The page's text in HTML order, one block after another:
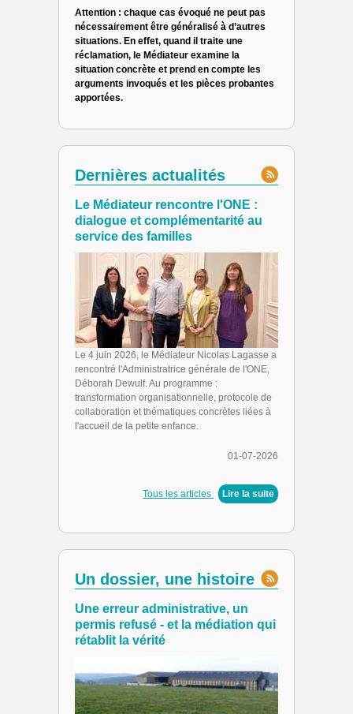
Attention : chaque cas évoqué ne peut pas
nécessairement être généralisé à d’autres
situations. En effet, quand il traite une
réclamation, le Médiateur examine la
situation concrète et prend en compte les
arguments invoqués et les pièces probantes
apportées.
Dernières actualités
Le Médiateur rencontre l'ONE :
dialogue et complémentarité au
service des familles
Le 4 juin 2026, le Médiateur Nicolas Lagasse a
rencontré l'Administratrice générale de l'ONE,
Déborah Dewulf. Au programme :
transformation organisationnelle, protocole de
collaboration et thématiques concrètes liées à
l'accueil de la petite enfance.
01-07-2026
Tous les articles Lire la suite
Un dossier, une histoire
Une erreur administrative, un
permis refusé - et la médiation qui
rétablit la vérité